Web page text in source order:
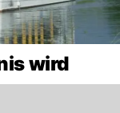
wird